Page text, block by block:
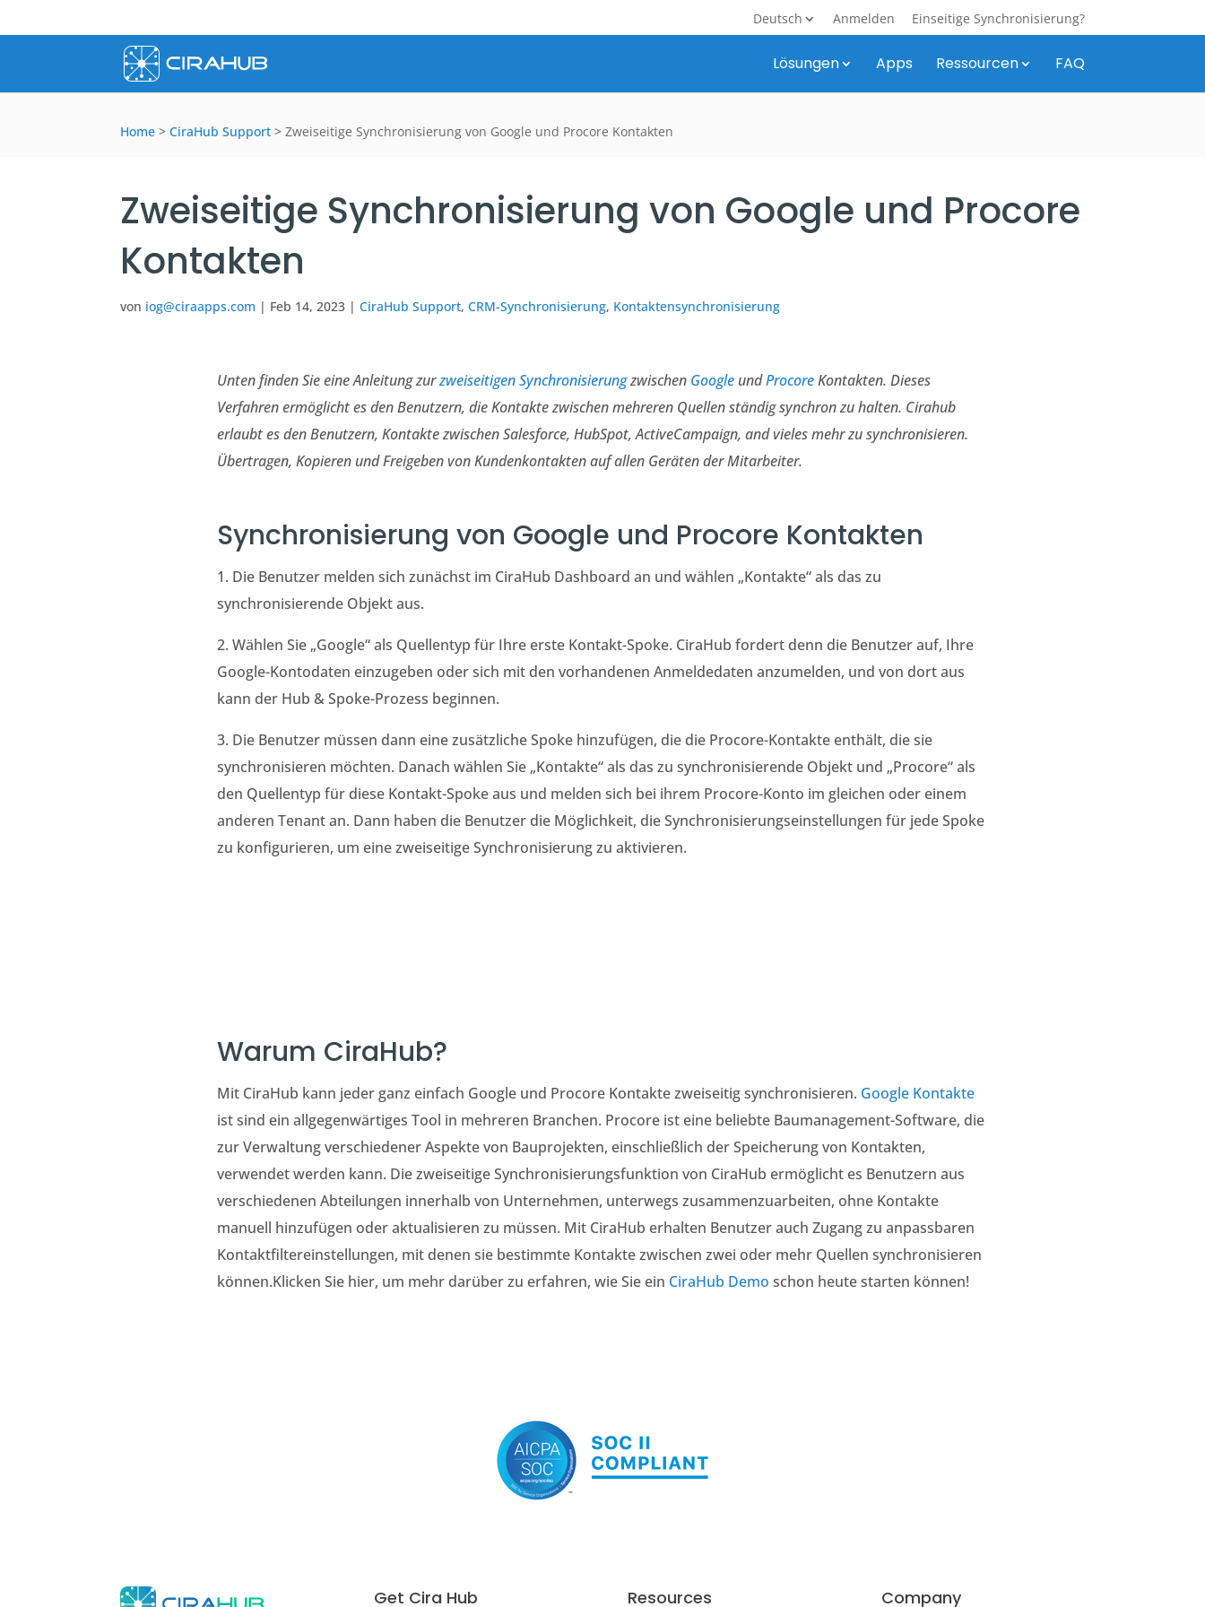
Deutsch Anmelden Einseitige Synchronisierung?
Lösungen Apps Ressourcen FAQ
Home > CiraHub Support > Zweiseitige Synchronisierung von Google und Procore Kontakten
Zweiseitige Synchronisierung von Google und Procore
Kontakten
von iog@ciraapps.com | Feb 14, 2023 |CiraHub Support,CRM-Synchronisierung, Kontaktensynchronisierung
Unten finden Sie eine Anleitung zurzweiseitigen Synchronisierungzwischen GoogleundProcoreKontakten. Dieses
Verfahren ermöglicht es den Benutzern, die Kontakte zwischen mehreren Quellen ständig synchron zu halten. Cirahub
erlaubt es den Benutzern, Kontakte zwischenSalesforce, HubSpot, ActiveCampaign, and vieles mehr zu synchronisieren.
Übertragen, Kopieren und Freigeben von Kundenkontakten auf allen Geräten der Mitarbeiter.
Synchronisierung von Google und Procore Kontakten
1. Die Benutzer melden sich zunächst im CiraHub Dashboard an und wählen „Kontakte“ als das zu
synchronisierende Objekt aus.
2. Wählen Sie „Google“ als Quellentyp für Ihre erste Kontakt-Spoke. CiraHub fordert denn die Benutzer auf, Ihre
Google-Kontodaten einzugeben oder sich mit den vorhandenen Anmeldedaten anzumelden, und von dort aus
kann der Hub & Spoke-Prozess beginnen.
3. Die Benutzer müssen dann eine zusätzliche Spoke hinzufügen, die die Procore-Kontakte enthält, die sie
synchronisieren möchten. Danach wählen Sie „Kontakte“ als das zu synchronisierende Objekt und „Procore“ als
den Quellentyp für diese Kontakt-Spoke aus und melden sich bei ihrem Procore-Konto im gleichen oder einem
anderen Tenant an. Dann haben die Benutzer die Möglichkeit, die Synchronisierungseinstellungen für jede Spoke
zu konfigurieren, um eine zweiseitige Synchronisierung zu aktivieren.
Warum CiraHub?
Mit CiraHub kann jeder ganz einfach Google und Procore Kontakte zweiseitig synchronisieren. Google Kontakte
ist sind ein allgegenwärtiges Tool in mehreren Branchen. Procore ist eine beliebte Baumanagement-Software, die
zur Verwaltung verschiedener Aspekte von Bauprojekten, einschließlich der Speicherung von Kontakten,
verwendet werden kann. Die zweiseitige Synchronisierungsfunktion von CiraHub ermöglicht es Benutzern aus
verschiedenen Abteilungen innerhalb von Unternehmen, unterwegs zusammenzuarbeiten, ohne Kontakte
manuell hinzufügen oder aktualisieren zu müssen. Mit CiraHub erhalten Benutzer auch Zugang zu anpassbaren
Kontaktfiltereinstellungen, mit denen sie bestimmte Kontakte zwischen zwei oder mehr Quellen synchronisieren
können.Klicken Sie hier, um mehr darüber zu erfahren, wie Sie ein CiraHub Demo schon heute starten können!
Get Cira Hub Resources Company